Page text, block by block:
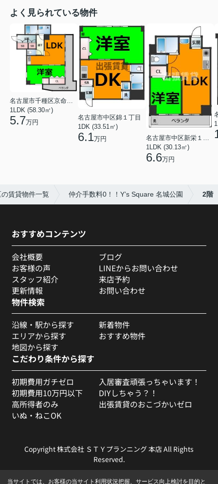
よく見られている物件
名古屋市千種区京命１丁目
1LDK (58.30㎡)
5.7万円
名古屋市中区錦１丁目
1DK (33.51㎡)
6.1万円
名古屋市中区新栄１丁目
1LDK (30.13㎡)
6.6万円
賃貸物件一覧 仲介手数料0！！Y’s Square 名城公園 2階
おすすめコンテンツ
会社概要
お客様の声
スタッフ紹介
更新情報
ブログ
LINEからお問い合わせ
来店予約
お問い合わせ
物件検索
沿線・駅から探す
エリアから探す
地図から探す
新着物件
おすすめ物件
こだわり条件から探す
初期費用ガチゼロ
初期費用10万円以下
高所得者のみ
いぬ・ねこOK
入居審査頑張っちゃいます！
DIYしちゃう？！
出張賃貸のおこづかいゼロ
Copyright 株式会社 ＳＴＹプランニング 本店 All Rights
Reserved.
当サイトでは、お客様の当サイト利用状況把握、サービス向上検討を目的と